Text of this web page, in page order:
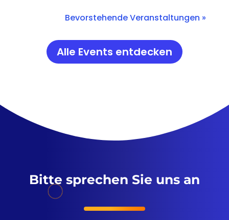
Bevorstehende Veranstaltungen »
Alle Events entdecken
Bitte sprechen Sie uns an